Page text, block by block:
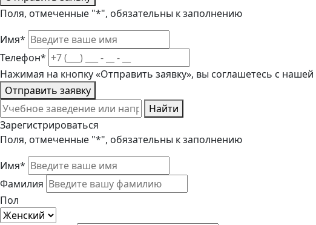
Поля, отмеченные "*", обязательны к заполнению
Имя*
Телефон*
Нажимая на кнопку «Отправить заявку», вы соглашетесь с нашей
Отправить заявку
Найти
Зарегистрироваться
Поля, отмеченные "*", обязательны к заполнению
Имя*
Фамилия
Пол